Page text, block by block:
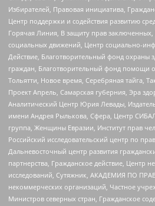
Избирателей, Правовая инициатива,
Центр поддержки и содействия развитию
Горячая Линия, В защиту прав заключенных,
социальных движений, Центр социально-
Действие, Благотворительный фонд охраны
граждан, Благотворительный фонд помощи
Тольятти, Новое время, Серебряная тайга,
Проект Апрель, Самарская губерния, Эра
Аналитический Центр Юрия Левады,
имени Андрея Рылькова, Сфера, Центр
группа, Женщины Евразии, Институт прав
Российский исследовательский центр по
Дальневосточный центр развития
партнерства, Гражданское действие, Центр
исследований, Сутяжник, АКАДЕМИЯ ПО
некоммерческих организаций, Частное
Министров северных стран, Гражданское